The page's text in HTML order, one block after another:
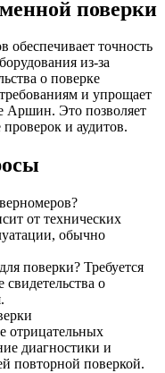
поверки
обеспечивает точность
из-за
о поверке
и упрощает
Аршин. Это позволяет
и аудитов.
от технических
обычно
поверки? Требуется
о
отрицательных
диагностики и
повторной поверкой.